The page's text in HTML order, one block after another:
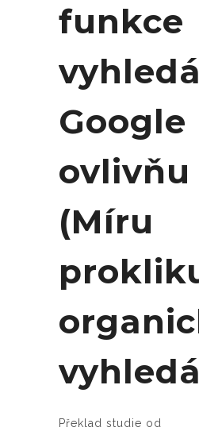
funkce
Google
ovlivňu
(Míru
Překlad studie od